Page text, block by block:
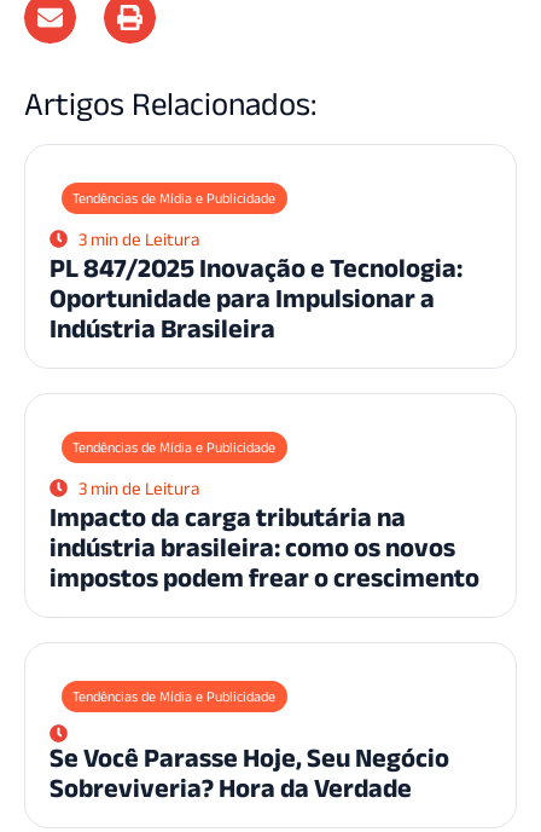
Artigos Relacionados:
Tendências de Mídia e Publicidade
3 min de Leitura
PL 847/2025 Inovação e Tecnologia:
Oportunidade para Impulsionar a
Indústria Brasileira
Tendências de Mídia e Publicidade
3 min de Leitura
Impacto da carga tributária na
indústria brasileira: como os novos
impostos podem frear o crescimento
Tendências de Mídia e Publicidade
Se Você Parasse Hoje, Seu Negócio
Sobreviveria? Hora da Verdade